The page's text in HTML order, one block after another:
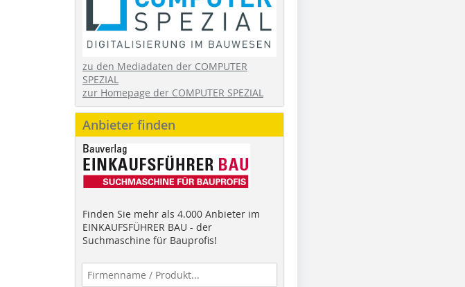
zu den Mediadaten der COMPUTER
SPEZIAL
zur Homepage der COMPUTER SPEZIAL
Anbieter finden
Finden Sie mehr als 4.000 Anbieter im
EINKAUFSFÜHRER BAU - der
Suchmaschine für Bauprofis!